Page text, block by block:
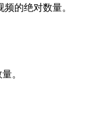
的绝对数量。
。